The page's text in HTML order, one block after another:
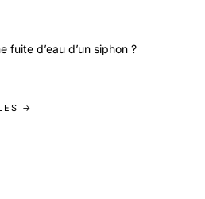
fuite d’eau d’un siphon ?
→